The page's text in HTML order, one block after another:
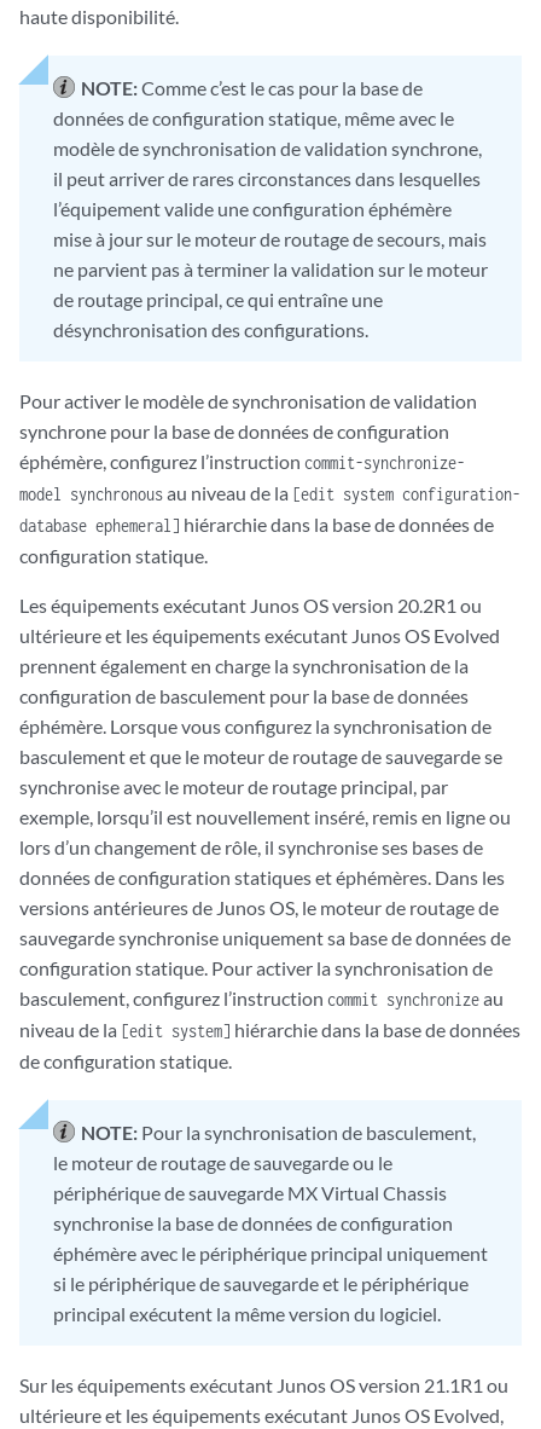
haute disponibilité.
NOTE:Comme c’est le cas pour la base de
données de configuration statique, même avec le
modèle de synchronisation de validation synchrone,
il peut arriver de rares circonstances dans lesquelles
l’équipement valide une configuration éphémère
mise à jour sur le moteur de routage de secours, mais
ne parvient pas à terminer la validation sur le moteur
de routage principal, ce qui entraîne une
désynchronisation des configurations.
Pour activer le modèle de synchronisation de validation
synchrone pour la base de données de configuration
éphémère, configurez l’instruction commit-synchronize-
model synchronousau niveau de la [edit system configuration-
database ephemeral] hiérarchie dans la base de données de
configuration statique.
Les équipements exécutant Junos OS version 20.2R1 ou
ultérieure et les équipements exécutant Junos OS Evolved
prennent également en charge la synchronisation de la
configuration de basculement pour la base de données
éphémère. Lorsque vous configurez la synchronisation de
basculement et que le moteur de routage de sauvegarde se
synchronise avec le moteur de routage principal, par
exemple, lorsqu’il est nouvellement inséré, remis en ligne ou
lors d’un changement de rôle, il synchronise ses bases de
données de configuration statiques et éphémères. Dans les
versions antérieures de Junos OS, le moteur de routage de
sauvegarde synchronise uniquement sa base de données de
configuration statique. Pour activer la synchronisation de
basculement, configurez l’instruction commit synchronizeau
niveau de la [edit system] hiérarchie dans la base de données
de configuration statique.
NOTE: Pour la synchronisation de basculement,
le moteur de routage de sauvegarde ou le
périphérique de sauvegarde MX Virtual Chassis
synchronise la base de données de configuration
éphémère avec le périphérique principal uniquement
si le périphérique de sauvegarde et le périphérique
principal exécutent la même version du logiciel.
Sur les équipements exécutant Junos OS version 21.1R1 ou
ultérieure et les équipements exécutant Junos OS Evolved,